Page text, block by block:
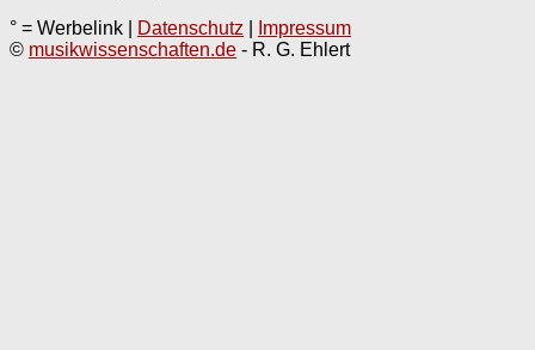
° = Werbelink |
Datenschutz
Impressum
© musikwissenschaften.de - R. G. Ehlert